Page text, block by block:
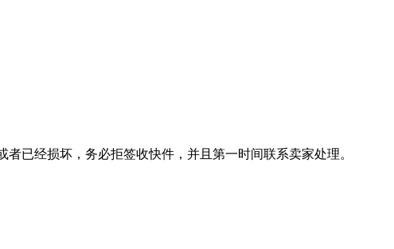
已经损坏，务必拒签收快件，并且第一时间联系卖家处理。